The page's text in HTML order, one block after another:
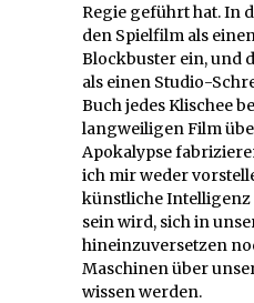
Regie geführt hat. In
den Spielfilm als
Blockbuster ein, und
als einen Studio-
Buch jedes Klischee
langweiligen Film
Apokalypse
ich mir weder
künstliche Intelligenz
sein wird, sich in
hineinzuversetzen
Maschinen über
wissen werden.